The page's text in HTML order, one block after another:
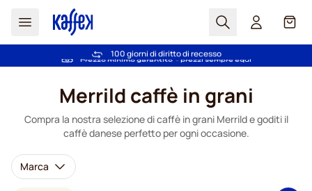
Search
Spedizione Gratuita oltre 49 €
Prezzo minimo garantito- prezzi sempre equi
100 giorni di diritto di recesso
Merrild caffè in grani
Compra la nostra selezione di caffè in grani Merrild e goditi il
caffè danese perfetto per ogni occasione.
Marca